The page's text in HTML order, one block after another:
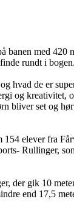
banen med
rundt i bogen.
hvad de er
og kreativitet,
bliver set og
elever fra
Rullinger,
der gik 10
end 17,5